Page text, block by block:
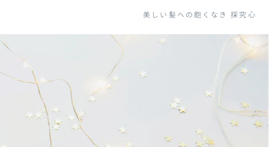
美しい髪への飽くなき 探究心